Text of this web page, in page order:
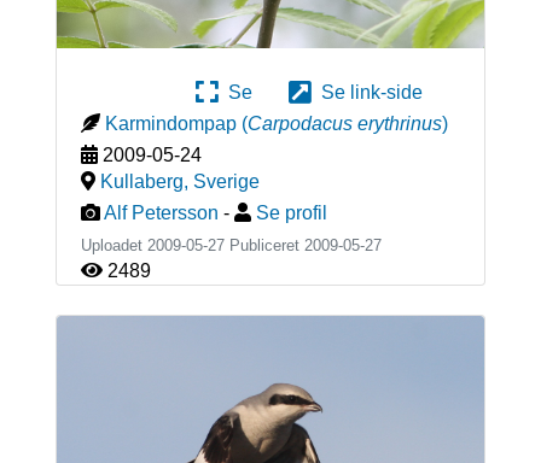
Se
Se link-side
Karmindompap (Carpodacus erythrinus)
2009-05-24
Kullaberg, Sverige
Alf Petersson - Se profil
Uploadet 2009-05-27 Publiceret 2009-05-27
2489